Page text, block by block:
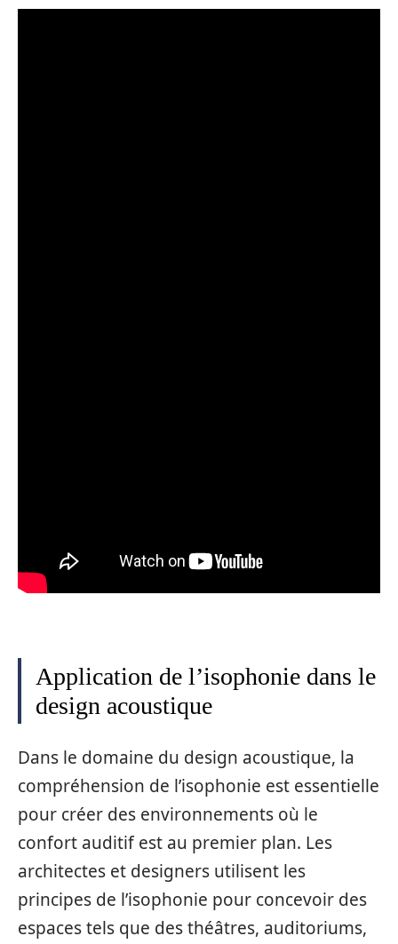
Application de l’isophonie dans le
design acoustique
Dans le domaine du design acoustique, la
compréhension de l’isophonie est essentielle
pour créer des environnements où le
confort auditif est au premier plan. Les
architectes et designers utilisent les
principes de l’isophonie pour concevoir des
espaces tels que des théâtres, auditoriums,